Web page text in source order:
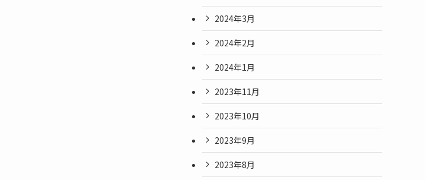
2024年3月
2024年2月
2024年1月
2023年11月
2023年10月
2023年9月
2023年8月